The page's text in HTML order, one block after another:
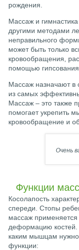
рождения.
Массаж и
другими методами
неправильного
может быть только
кровообращения,
помощью гипсования
Массаж назначают в
из самых
Массаж – это также
помогает укрепить
кровообращение и
Очень
Функции
Косолапость
спереди. Стопы
массаж применяется
деформацию костей.
каким мышцам нужно
функции: